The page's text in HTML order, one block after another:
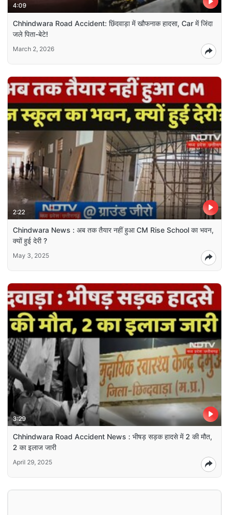
4:09
Chhindwara Road Accident: छिंदवाड़ा में खौफनाक हादसा, Car में जिंदा
जले पिता-बेटे!
March 2, 2026
2:22
Chindwara News : अब तक तैयार नहीं हुआ CM Rise School का भवन,
क्यों हुई देरी ?
May 3, 2025
3:29
Chhindwara Road Accident News : भीषड़ सड़क हादसे में 2 की मौत,
2 का इलाज जारी
April 29, 2025